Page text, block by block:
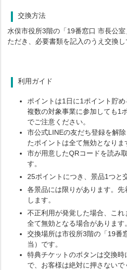
交換方法
水俣市役所3階の「19番窓口 市長公
ただき、必要書類を記入のうえ交換し
利用ガイド
ポイントは1日に1ポイント貯
複数の対象事業に参加しても1
でご注意ください。
市公式LINEの友だち登録を解
たポイントは全て無効となりま
市が用意したQRコードを読み
す。
25ポイントにつき、景品1つと
各景品には限りがあります。
します。
不正利用が発覚した場合、こ
全て無効となる場合があります
交換場所は市役所3階の「19番
当）です。
特典チケットのボタンは交換
で、お客様は絶対に押さないで